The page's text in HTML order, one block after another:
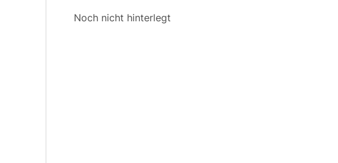
Noch nicht hinterlegt